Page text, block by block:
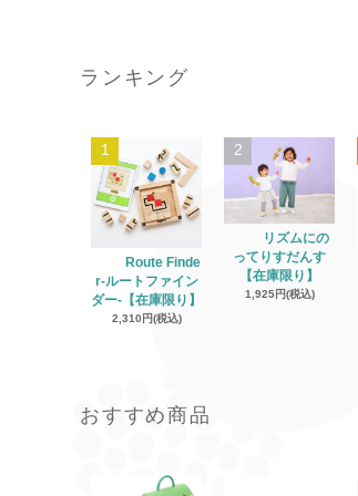
ランキング
1
Route Finde
r‐ルートファイン
ダー‐【在庫限り】
2,310円(税込)
2
リズムにの
ってりすだんす
【在庫限り】
1,925円(税込)
おすすめ商品